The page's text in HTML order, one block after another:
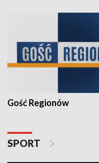
Gość Regionów
SPORT